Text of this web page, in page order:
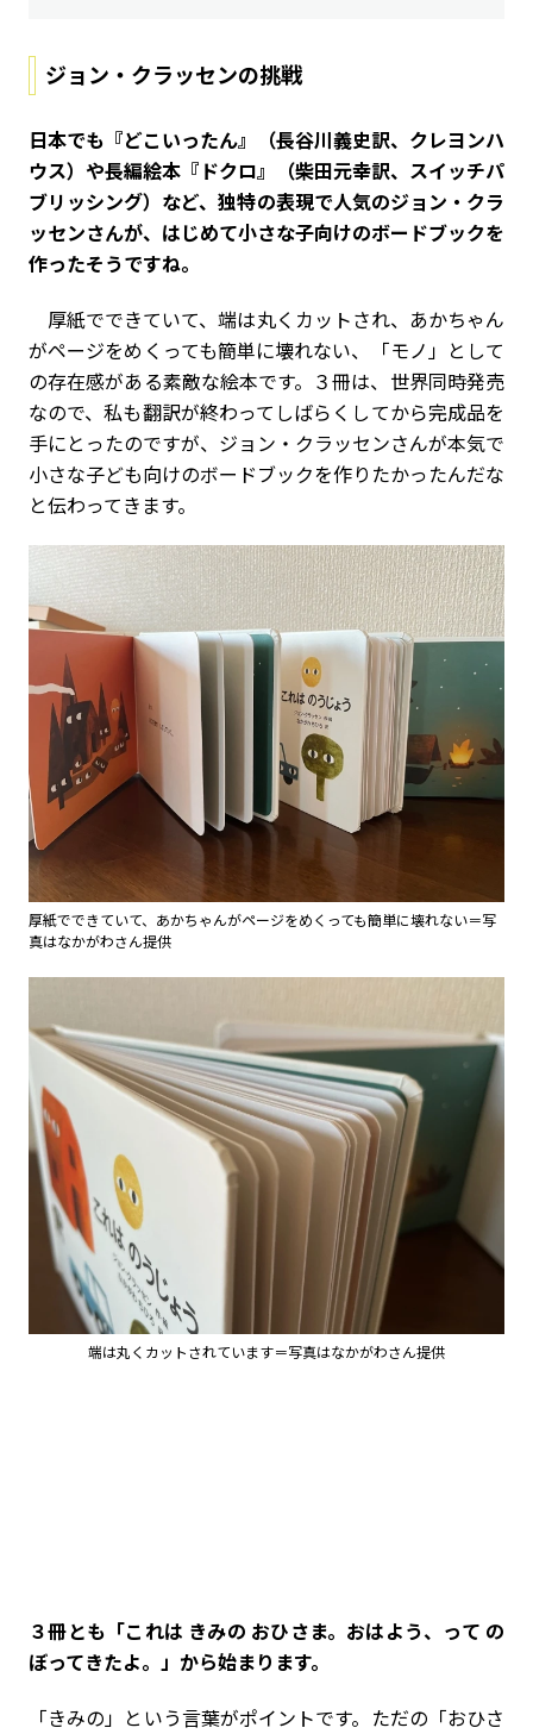
ジョン・クラッセンの挑戦
――日本でも『どこいったん』（長谷川義史訳、クレヨンハ
ウス）や長編絵本『ドクロ』（柴田元幸訳、スイッチパ
ブリッシング）など、独特の表現で人気のジョン・クラ
ッセンさんが、はじめて小さな子向けのボードブックを
作ったそうですね。
厚紙でできていて、端は丸くカットされ、あかちゃん
がページをめくっても簡単に壊れない、「モノ」として
の存在感がある素敵な絵本です。３冊は、世界同時発売
なので、私も翻訳が終わってしばらくしてから完成品を
手にとったのですが、ジョン・クラッセンさんが本気で
小さな子ども向けのボードブックを作りたかったんだな
と伝わってきます。
厚紙でできていて、あかちゃんがページをめくっても簡単に壊れない＝写
真はなかがわさん提供
端は丸くカットされています＝写真はなかがわさん提供
――３冊とも「これは きみの おひさま。おはよう、って の
ぼってきたよ。」から始まります。
「きみの」という言葉がポイントです。ただの「おひさ